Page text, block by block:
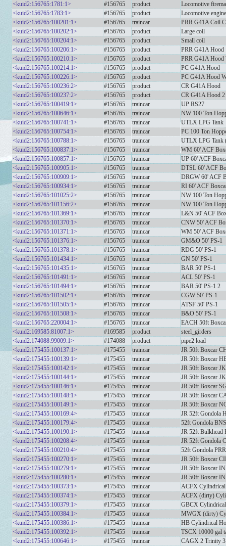
<kuid2:156765:1781:1>
#156765 product
Locomotive
<kuid2:156765:1783:1>
#156765 product
Locomotive
<kuid2:156765:100201:1>
#156765 traincar
PRR G41A Coil
<kuid2:156765:100202:1>
#156765 product
Large coil
<kuid2:156765:100204:1>
#156765 product
Small coil
<kuid2:156765:100206:1>
#156765 product
PRR G41A Hood
<kuid2:156765:100210:1>
#156765 product
PRR G41A Hood
<kuid2:156765:100214:1>
#156765 product
PC G41A Hood
<kuid2:156765:100226:1>
#156765 product
PC G41A Hood
<kuid2:156765:100236:2>
#156765 product
CR G41A Hood
<kuid2:156765:100237:2>
#156765 product
CR G41A Hood 2
<kuid2:156765:100419:1>
#156765 traincar
UP RS27
<kuid2:156765:100646:1>
#156765 traincar
NW 100 Ton
<kuid2:156765:100741:1>
#156765 traincar
UTLX LPG Tank
<kuid2:156765:100754:1>
#156765 traincar
PC 100 Ton
<kuid2:156765:100788:1>
#156765 traincar
UTLX LPG Tank
<kuid2:156765:100837:1>
#156765 traincar
WM 60' ACF
<kuid2:156765:100857:1>
#156765 traincar
UP 60' ACF
<kuid2:156765:100905:1>
#156765 traincar
DTSL 60' ACF
<kuid2:156765:100909:1>
#156765 traincar
DRGW 60' ACF
<kuid2:156765:100934:1>
#156765 traincar
RI 60' ACF
<kuid2:156765:101025:2>
#156765 traincar
NW 100 Ton
<kuid2:156765:101156:2>
#156765 traincar
NW 100 Ton
<kuid2:156765:101369:1>
#156765 traincar
L&N 50' ACF
<kuid2:156765:101370:1>
#156765 traincar
CNW 50' ACF
<kuid2:156765:101371:1>
#156765 traincar
WM 50' ACF
<kuid2:156765:101376:1>
#156765 traincar
GM&O 50' PS-1
<kuid2:156765:101378:1>
#156765 traincar
RDG 50' PS-1
<kuid2:156765:101434:1>
#156765 traincar
GN 50' PS-1
<kuid2:156765:101435:1>
#156765 traincar
BAR 50' PS-1
<kuid2:156765:101491:1>
#156765 traincar
ACL 50' PS-1
<kuid2:156765:101494:1>
#156765 traincar
BAR 50' PS-1 2
<kuid2:156765:101502:1>
#156765 traincar
CGW 50' PS-1
<kuid2:156765:101505:1>
#156765 traincar
ATSF 50' PS-1
<kuid2:156765:101508:1>
#156765 traincar
B&O 50' PS-1
<kuid2:156765:220004:1>
#156765 traincar
EACH 50ft
<kuid2:169585:81007:1>
#169585 product
steel_girders
<kuid2:174088:99009:1>
#174088 product
pipe2 load
<kuid2:175455:100137:1>
#175455 traincar
JR 50ft Boxcar
<kuid2:175455:100139:1>
#175455 traincar
JR 50ft Boxcar
<kuid2:175455:100142:1>
#175455 traincar
JR 50ft Boxcar
<kuid2:175455:100144:1>
#175455 traincar
JR 50ft Boxcar
<kuid2:175455:100146:1>
#175455 traincar
JR 50ft Boxcar
<kuid2:175455:100148:1>
#175455 traincar
JR 50ft Boxcar
<kuid2:175455:100149:1>
#175455 traincar
JR 50ft Boxcar
<kuid2:175455:100169:4>
#175455 traincar
JR 52ft Gondola
<kuid2:175455:100179:4>
#175455 traincar
52ft Gondola
<kuid2:175455:100190:1>
#175455 traincar
JR 52ft
<kuid2:175455:100208:4>
#175455 traincar
JR 52ft Gondola
<kuid2:175455:100210:4>
#175455 traincar
52ft Gondola PRR
<kuid2:175455:100270:1>
#175455 traincar
JR 50ft Boxcar
<kuid2:175455:100279:1>
#175455 traincar
JR 50ft Boxcar
<kuid2:175455:100280:1>
#175455 traincar
JR 50ft Boxcar
<kuid2:175455:100373:1>
#175455 traincar
ACFX
<kuid2:175455:100374:1>
#175455 traincar
ACFX (dirty)
<kuid2:175455:100379:1>
#175455 traincar
GBCX
<kuid2:175455:100384:1>
#175455 traincar
MWGX (dirty)
<kuid2:175455:100386:1>
#175455 traincar
HB Cylindrical
<kuid2:175455:100392:1>
#175455 traincar
TSCX 10000 gal
<kuid2:175455:100646:1>
#175455 traincar
CAGX 2 Trinity 3